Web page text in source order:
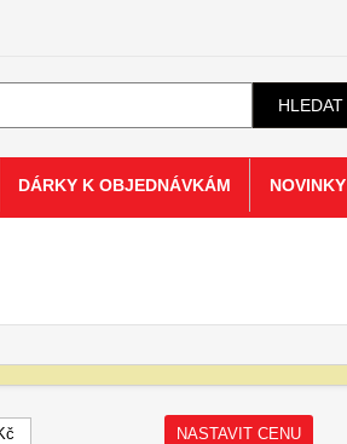
NASTAVIT CENU
HLEDAT
DÁRKY K OBJEDNÁVKÁM NOVINKY